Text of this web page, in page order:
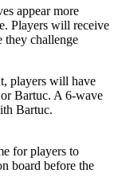
appear more
Players will receive
they challenge
players will have
Bartuc. A 6-wave
Bartuc.
for players to
board before the